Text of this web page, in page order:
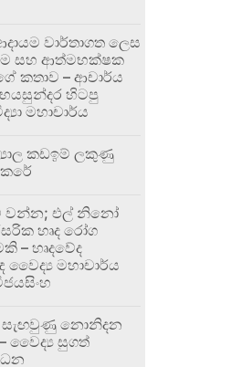
වාර්තාගත ලෙස
සහ ආත්මභක්ෂක
කතාව – ආචාර්ය
හිටපු
මහාචාර්ය
කඩඉම් ලකුණු
වන්න; එල් නිනෝ
හෘද රෝග
– හෘදවේද
මහාචාර්ය
සැඟවුණු නොනිදන
වෛද්‍ය සුගත්